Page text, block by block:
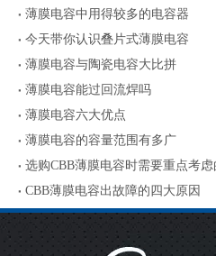
薄膜电容中用得较多的电容器
今天带你认识叠片式薄膜电容
薄膜电容与陶瓷电容大比拼
薄膜电容能过回流焊吗
薄膜电容六大优点
薄膜电容的容量范围有多广
选购CBB薄膜电容时需要重点考
CBB薄膜电容出故障的四大原因